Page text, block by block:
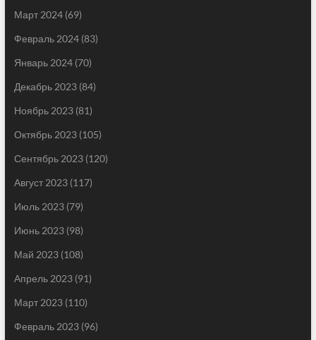
Март 2024(69)
Февраль 2024(83)
Январь 2024(70)
Декабрь 2023(84)
Ноябрь 2023(81)
Октябрь 2023(105)
Сентябрь 2023(120)
Август 2023(117)
Июль 2023(79)
Июнь 2023(98)
Май 2023(108)
Апрель 2023(91)
Март 2023(110)
Февраль 2023(96)